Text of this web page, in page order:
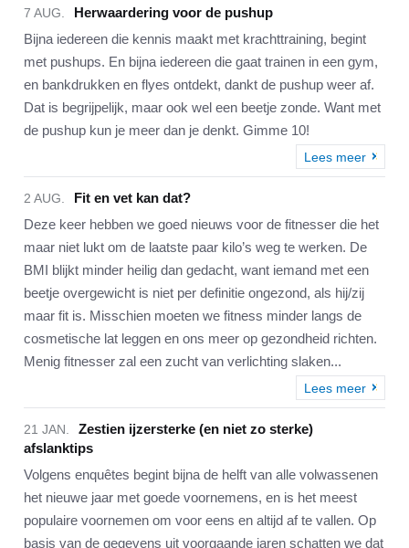
7 AUG.
Herwaardering voor de pushup
Bijna iedereen die kennis maakt met krachttraining, begint
met pushups. En bijna iedereen die gaat trainen in een gym,
en bankdrukken en flyes ontdekt, dankt de pushup weer af.
Dat is begrijpelijk, maar ook wel een beetje zonde. Want met
de pushup kun je meer dan je denkt. Gimme 10!
Lees meer
2 AUG.
Fit en vet kan dat?
Deze keer hebben we goed nieuws voor de fitnesser die het
maar niet lukt om de laatste paar kilo’s weg te werken. De
BMI blijkt minder heilig dan gedacht, want iemand met een
beetje overgewicht is niet per definitie ongezond, als hij/zij
maar fit is. Misschien moeten we fitness minder langs de
cosmetische lat leggen en ons meer op gezondheid richten.
Menig fitnesser zal een zucht van verlichting slaken...
Lees meer
21 JAN.
Zestien ijzersterke (en niet zo sterke)
afslanktips
Volgens enquêtes begint bijna de helft van alle volwassenen
het nieuwe jaar met goede voornemens, en is het meest
populaire voornemen om voor eens en altijd af te vallen. Op
basis van de gegevens uit voorgaande jaren schatten we dat